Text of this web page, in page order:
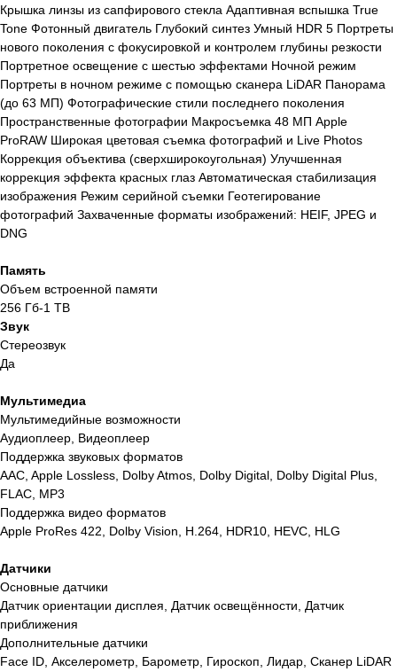
Крышка линзы из сапфирового стекла Адаптивная вспышка True
Tone Фотонный двигатель Глубокий синтез Умный HDR 5 Портреты
нового поколения с фокусировкой и контролем глубины резкости
Портретное освещение с шестью эффектами Ночной режим
Портреты в ночном режиме с помощью сканера LiDAR Панорама
(до 63 МП) Фотографические стили последнего поколения
Пространственные фотографии Макросъемка 48 МП Apple
ProRAW Широкая цветовая съемка фотографий и Live Photos
Коррекция объектива (сверхширокоугольная) Улучшенная
коррекция эффекта красных глаз Автоматическая стабилизация
изображения Режим серийной съемки Геотегирование
фотографий Захваченные форматы изображений: HEIF, JPEG и
DNG
Память
Объем встроенной памяти
256 Гб-1 TB
Звук
Стереозвук
Да
Мультимедиа
Мультимедийные возможности
Аудиоплеер, Видеоплеер
Поддержка звуковых форматов
AAC, Apple Lossless, Dolby Atmos, Dolby Digital, Dolby Digital Plus,
FLAC, MP3
Поддержка видео форматов
Apple ProRes 422, Dolby Vision, H.264, HDR10, HEVC, HLG
Датчики
Основные датчики
Датчик ориентации дисплея, Датчик освещённости, Датчик
приближения
Дополнительные датчики
Face ID, Акселерометр, Барометр, Гироскоп, Лидар, Сканер LiDAR